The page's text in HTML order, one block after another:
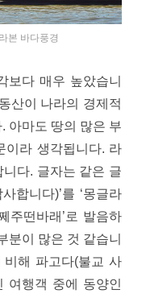
본 바다풍경
보다 매우 높았습니
산이 나라의 경제적
아마도 땅의 많은 부
이라 생각됩니다. 라
다. 글자는 같은 글
합니다)’를 ‘몽글라
주떤바래’로 발음하
분이 많은 것 같습니
해 파고다(불교 사
여행객 중에 동양인